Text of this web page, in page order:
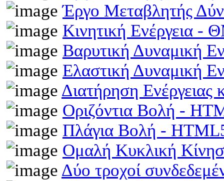
Έργο Μεταβλητής
Κινητική Ενέργεια
Βαρυτική Δυναμική
Ελαστική Δυναμική
Διατήρηση
Οριζόντια Βολή -
Πλάγια Βολή -
Ομαλή Κυκλική
Δύο τροχοί